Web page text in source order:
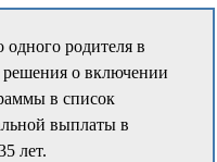
одного родителя в
решения о включении
в список
выплаты в
лет.